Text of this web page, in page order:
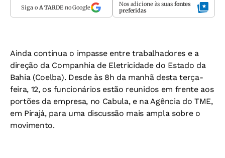
Siga o A TARDEno Google Nos adicione às suas fontes
preferidas
Ainda continua o impasse entre trabalhadores e a
direção da Companhia de Eletricidade do Estado da
Bahia (Coelba). Desde às 8h da manhã desta terça-
feira, 12, os funcionários estão reunidos em frente aos
portões da empresa, no Cabula, e na Agência do TME,
em Pirajá, para uma discussão mais ampla sobre o
movimento.